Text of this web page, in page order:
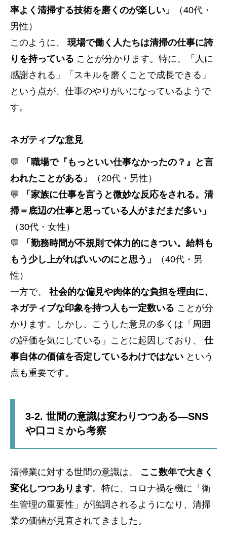
率よく清掃する技術を磨くのが楽しい」
（40代・
男性）
このように、 現場で働く人たちは清掃の仕事に誇
りを持っている ことが分かります。特に、「人に
感謝される」「スキルを磨くことで成長できる」
という点が、仕事のやりがいになっているようで
す。
ネガティブな意見
💬
「職場で『もっといい仕事なかったの？』と言
われたことがある」
（20代・男性）
💬
「家族に仕事を言うと微妙な反応をされる。清
掃＝底辺の仕事と思っている人がまだまだ多い」
（30代・女性）
💬
「勤務時間が不規則で体力的にきつい。給料も
もう少し上がればいいのにと思う」
（40代・男
性）
一方で、 社会的な偏見や肉体的な負担を理由に、
ネガティブな印象を持つ人も一定数いる ことが分
かります。しかし、こうした意見の多くは「周囲
の評価を気にしている」ことに起因しており、仕
事自体の価値を否定しているわけではない という
点も重要です。
3-2. 世間の意識は変わりつつある—SNS
や口コミから考察
清掃業に対する世間の意識は、 ここ数年で大きく
変化しつつあります。特に、コロナ禍を機に「衛
生管理の重要性」が強調されるようになり、清掃
業の価値が見直されてきました。